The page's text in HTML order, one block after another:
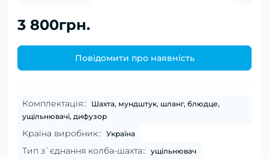
3 800грн.
Повідомити про наявність
Комплектація::
Шахта, мундштук, шланг, блюдце,
ущільнювачі, дифузор
Країна виробник:: Україна
Тип з`єднання колба-шахта:: ущільнювач